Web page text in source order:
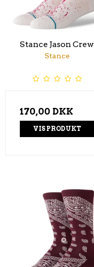
Stance Jason Crew
Stance
170,00 DKK
VIS PRODUKT